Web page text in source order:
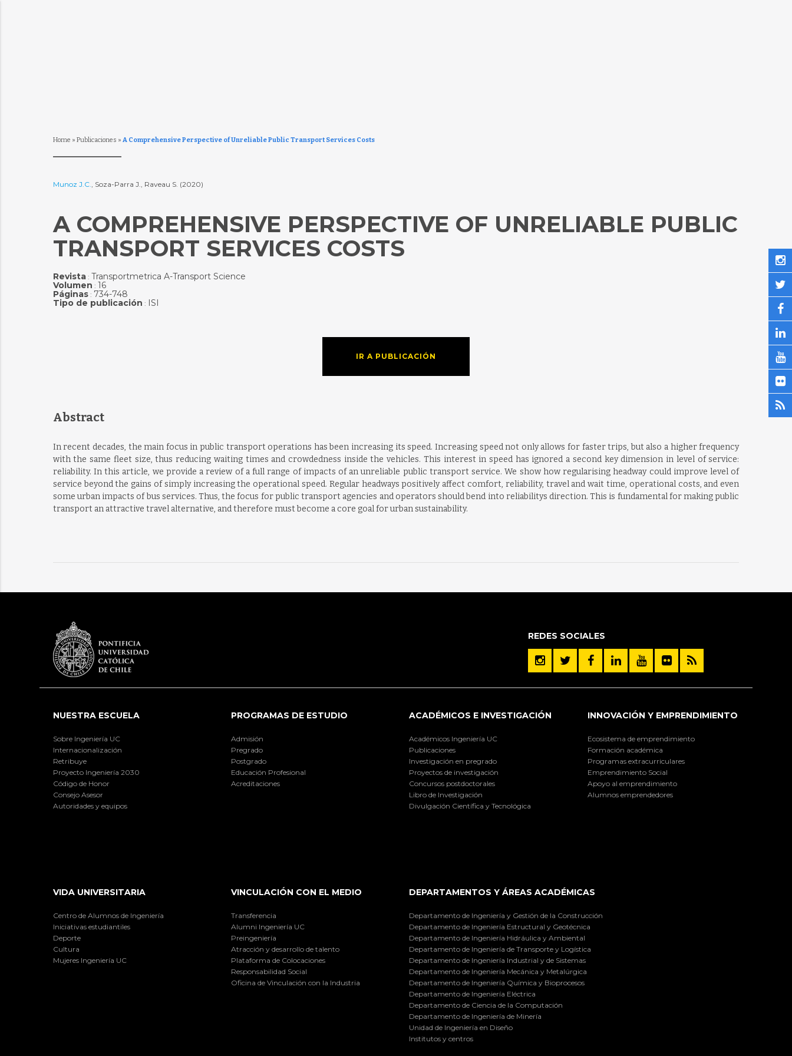
Home » Publicaciones » A Comprehensive Perspective of Unreliable Public Transport Services Costs
Munoz J.C., Soza-Parra J., Raveau S. (2020)
A COMPREHENSIVE PERSPECTIVE OF UNRELIABLE PUBLIC
TRANSPORT SERVICES COSTS
Revista: Transportmetrica A-Transport Science
Volumen : 16
Páginas: 734-748
Tipo de publicación : ISI
IR A PUBLICACIÓN
Abstract
In recent decades, the main focus in public transport operations has been increasing its speed. Increasing speed not only allows for faster trips, but also a higher frequency
with the same fleet size, thus reducing waiting times and crowdedness inside the vehicles. This interest in speed has ignored a second key dimension in level of service:
reliability. In this article, we provide a review of a full range of impacts of an unreliable public transport service. We show how regularising headway could improve level of
service beyond the gains of simply increasing the operational speed. Regular headways positively affect comfort, reliability, travel and wait time, operational costs, and even
some urban impacts of bus services. Thus, the focus for public transport agencies and operators should bend into reliabilitys direction. This is fundamental for making public
transport an attractive travel alternative, and therefore must become a core goal for urban sustainability.
REDES SOCIALES
NUESTRA ESCUELA
Sobre Ingeniería UC
Internacionalización
Retribuye
Proyecto Ingeniería 2030
Código de Honor
Consejo Asesor
Autoridades y equipos
PROGRAMAS DE ESTUDIO
Admisión
Pregrado
Postgrado
Educación Profesional
Acreditaciones
ACADÉMICOS E INVESTIGACIÓN
Académicos Ingeniería UC
Publicaciones
Investigación en pregrado
Proyectos de investigación
Concursos postdoctorales
Libro de Investigación
Divulgación Científica y Tecnológica
INNOVACIÓN Y EMPRENDIMIENTO
Ecosistema de emprendimiento
Formación académica
Programas extracurriculares
Emprendimiento Social
Apoyo al emprendimiento
Alumnos emprendedores
VIDA UNIVERSITARIA
Centro de Alumnos de Ingeniería
Iniciativas estudiantiles
Deporte
Cultura
Mujeres Ingeniería UC
VINCULACIÓN CON EL MEDIO
Transferencia
Alumni Ingeniería UC
Preingeniería
Atracción y desarrollo de talento
Plataforma de Colocaciones
Responsabilidad Social
Oficina de Vinculación con la Industria
DEPARTAMENTOS Y ÁREAS ACADÉMICAS
Departamento de Ingeniería y Gestión de la Construcción
Departamento de Ingeniería Estructural y Geotécnica
Departamento de Ingeniería Hidráulica y Ambiental
Departamento de Ingeniería de Transporte y Logística
Departamento de Ingeniería Industrial y de Sistemas
Departamento de Ingeniería Mecánica y Metalúrgica
Departamento de Ingeniería Química y Bioprocesos
Departamento de Ingeniería Eléctrica
Departamento de Ciencia de la Computación
Departamento de Ingeniería de Minería
Unidad de Ingeniería en Diseño
Institutos y centros